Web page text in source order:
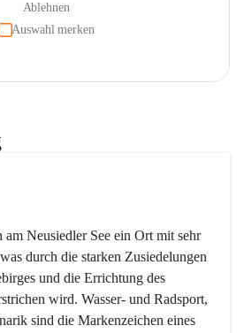
Ablehnen
Auswahl merken
Neusiedler See ein Ort mit sehr
durch die starken Zusiedelungen
und die Errichtung des
wird. Wasser- und Radsport,
sind die Markenzeichen eines